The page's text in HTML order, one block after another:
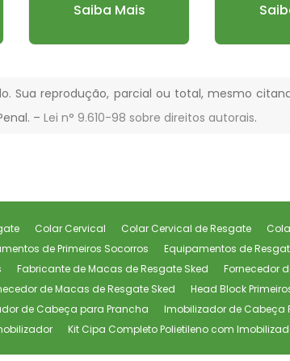
Saiba Mais
Sua reprodução, parcial ou total, mesmo
–Lei n° 9.610-98 sobre direitos autorais.
Colar Cervical Colar Cervical de Resgate
de Primeiros Socorros Equipamentos de
Fabricante de Macas de Resgate Sked
Fornecedor
de Macas de Resgate Sked Head Block
de Cabeça para Prancha Imobilizador de Cabeça
Kit Cipa Completo Polietileno com